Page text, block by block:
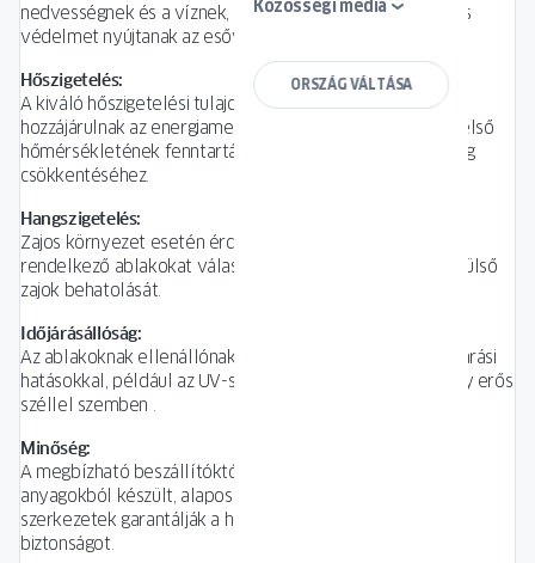
Közösségi média
ORSZÁG VÁLTÁSA
nedvességnek és a víznek, így hosszú távú tartósságot és
védelmet nyújtanak az esővíz beszivárgása ellen .
Hőszigetelés:
A kiváló hőszigetelési tulajdonságú ablakok jelentősen
hozzájárulnak az energiamegtakarításhoz, a helyiségek belső
hőmérsékletének fenntartásához, valamint a hőveszteség
csökkentéséhez.
Hangszigetelés:
Zajos környezet esetén érdemes jó hangszigeteléssel
rendelkező ablakokat választani, amelyek csökkentik a külső
zajok behatolását.
Időjárásállóság:
Az ablakoknak ellenállónak kell lenniük a különböző időjárási
hatásokkal, például az UV-sugárzással, esővel, hóval vagy erős
széllel szemben .
Minőség:
A megbízható beszállítóktól származó, kiváló minőségű
anyagokból készült, alaposan tesztelt alkatrészek és
szerkezetek garantálják a hosszú élettartamot és a
biztonságot.